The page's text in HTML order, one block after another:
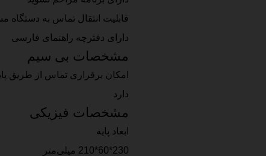
قابلیت انتقال تماس به دستگاه
دارای دفترچه راهنمای فارسی
مشخصات بی سیم
امکان برقراری تماس از طریق
دارد
مشخصات فیزیکی
ابعاد پایه
230*60*210 میلی‌متر